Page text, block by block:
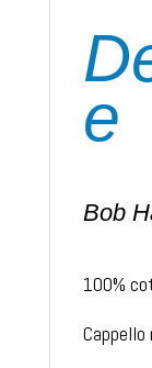
e
Bob
100%